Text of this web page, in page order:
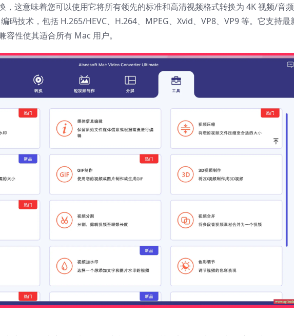
，这意味着您可以使用它将所有领先的标准和高清视频格式转换为 4K 视频/音
码技术，包括 H.265/HEVC、H.264、MPEG、Xvid、VP8、VP9 等。它支持最
容性使其适合所有 Mac 用户。